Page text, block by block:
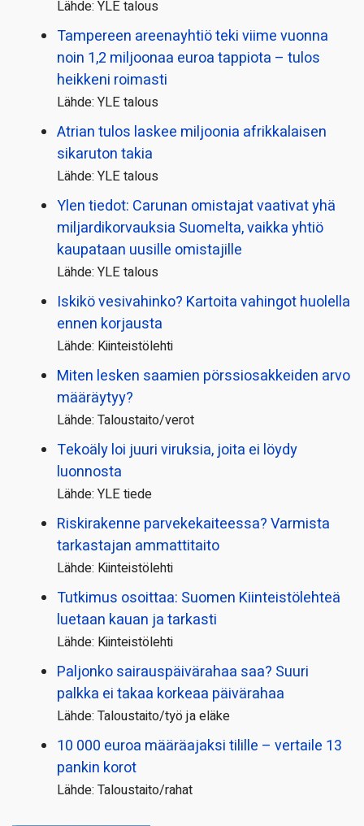
Lähde: YLE talous
Tampereen areenayhtiö teki viime vuonna
noin 1,2 miljoonaa euroa tappiota – tulos
heikkeni roimasti
Lähde: YLE talous
Atrian tulos laskee miljoonia afrikkalaisen
sikaruton takia
Lähde: YLE talous
Ylen tiedot: Carunan omistajat vaativat yhä
miljardi­korvauksia Suomelta, vaikka yhtiö
kaupataan uusille omistajille
Lähde: YLE talous
Iskikö vesivahinko? Kartoita vahingot huolella
ennen korjausta
Lähde: Kiinteistölehti
Miten lesken saamien pörssi­osakkeiden arvo
määräytyy?
Lähde: Taloustaito/verot
Tekoäly loi juuri viruksia, joita ei löydy
luonnosta
Lähde: YLE tiede
Riskirakenne parvekekaiteessa? Varmista
tarkastajan ammattitaito
Lähde: Kiinteistölehti
Tutkimus osoittaa: Suomen Kiinteistölehteä
luetaan kauan ja tarkasti
Lähde: Kiinteistölehti
Paljonko sairauspäivä­rahaa saa? Suuri
palkka ei takaa korkeaa päivärahaa
Lähde: Taloustaito/työ ja eläke
10 000 euroa määräajaksi tilille – vertaile 13
pankin korot
Lähde: Taloustaito/rahat